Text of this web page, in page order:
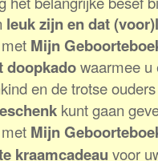
leuk zijn en dat
Mijn
doopkadowaarmee u
en de trotse
kunt gaan
Mijn
kraamcadeau voor